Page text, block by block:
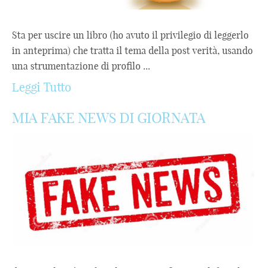
Sta per uscire un libro (ho avuto il privilegio di leggerlo
in anteprima) che tratta il tema della post verità, usando
una strumentazione di profilo ...
Leggi Tutto
MIA FAKE NEWS DI GIORNATA